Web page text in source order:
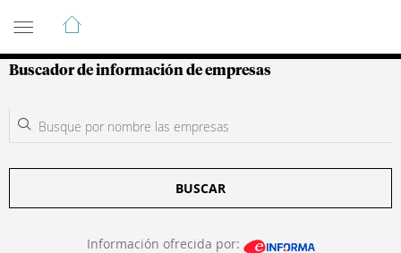
Guía de Empresas Colombianas
Buscador de información de empresas
BUSCAR
Información ofrecida por: